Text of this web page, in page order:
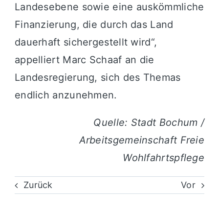
Landesebene sowie eine auskömmliche
Finanzierung, die durch das Land
dauerhaft sichergestellt wird“,
appelliert Marc Schaaf an die
Landesregierung, sich des Themas
endlich anzunehmen.
Quelle: Stadt Bochum /
Arbeitsgemeinschaft Freie
Wohlfahrtspflege
Zurück Vor